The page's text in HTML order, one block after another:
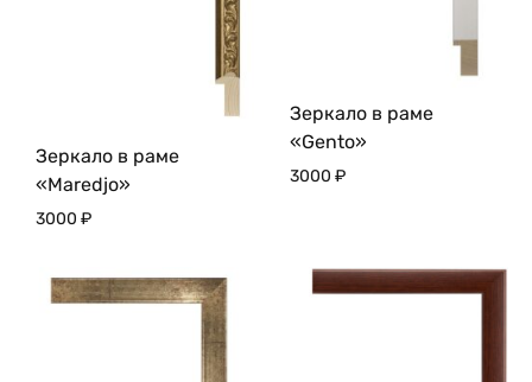
Зеркало в раме
«Maredjo»
3000 ₽
Зеркало в раме
«Gento»
3000 ₽